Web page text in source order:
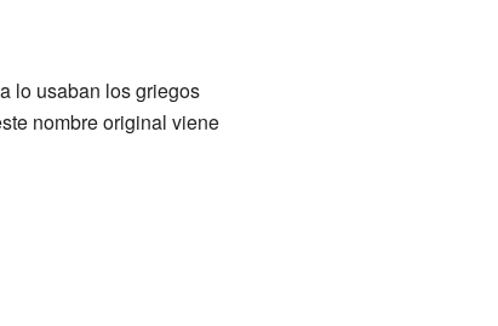
lo usaban los griegos
nombre original viene